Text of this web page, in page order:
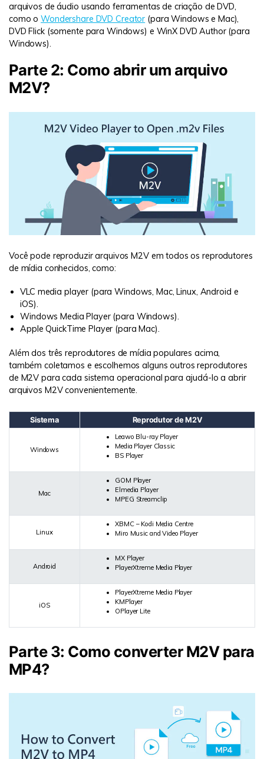
arquivos de áudio usando ferramentas de criação de DVD,
como oWondershare DVD Creator (para Windows e Mac),
DVD Flick (somente para Windows) e WinX DVD Author (para
Windows).
Parte 2: Como abrir um arquivo
M2V?
Você pode reproduzir arquivos M2V em todos os reprodutores
de mídia conhecidos, como:
VLC media player (para Windows, Mac, Linux, Android e
iOS).
Windows Media Player (para Windows).
Apple QuickTime Player (para Mac).
Além dos três reprodutores de mídia populares acima,
também coletamos e escolhemos alguns outros reprodutores
de M2V para cada sistema operacional para ajudá-lo a abrir
arquivos M2V convenientemente.
Sistema Reprodutor de M2V
Windows
Leawo Blu-ray Player
Media Player Classic
BS Player
Mac
GOM Player
Elmedia Player
MPEG Streamclip
Linux
XBMC – Kodi Media Centre
Miro Music and Video Player
Android
MX Player
PlayerXtreme Media Player
iOS
PlayerXtreme Media Player
KMPlayer
OPlayer Lite
Parte 3: Como converter M2V para
MP4?